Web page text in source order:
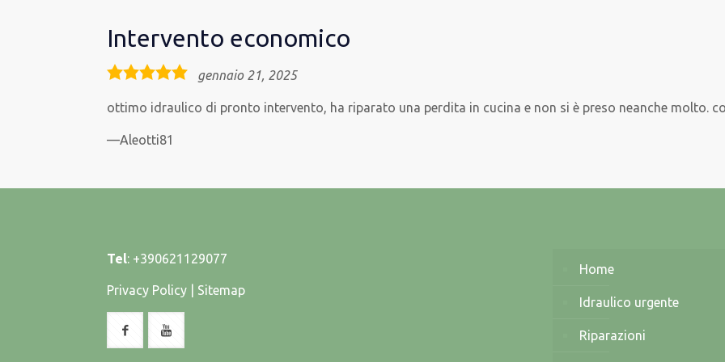
Intervento economico
5,0
gennaio 21, 2025
ottimo idraulico di pronto intervento, ha riparato una perdita in cucina e non si è preso neanche molto.
Aleotti81
Tel: +390621129077
Privacy Policy Sitemap
Home
Idraulico urgente
Riparazioni